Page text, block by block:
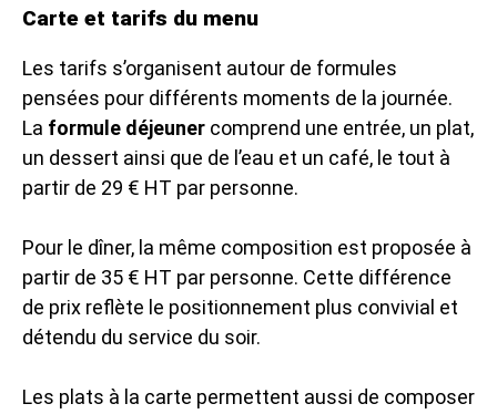
Carte et tarifs du menu
Les tarifs s’organisent autour de formules
pensées pour différents moments de la journée.
La formule déjeuner comprend une entrée, un plat,
un dessert ainsi que de l’eau et un café, le tout à
partir de 29 € HT par personne.
Pour le dîner, la même composition est proposée à
partir de 35 € HT par personne. Cette différence
de prix reflète le positionnement plus convivial et
détendu du service du soir.
Les plats à la carte permettent aussi de composer